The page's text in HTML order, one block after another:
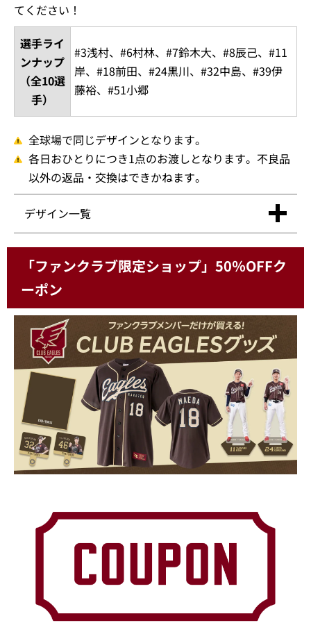
てください！
選手ライ
ンナップ
（全10選
手）
#3浅村、#6村林、#7鈴木大、#8辰己、#11
岸、#18前田、#24黒川、#32中島、#39伊
藤裕、#51小郷
全球場で同じデザインとなります。
各日おひとりにつき1点のお渡しとなります。不良品
以外の返品・交換はできかねます。
デザイン一覧
「ファンクラブ限定ショップ」50％OFFク
ーポン